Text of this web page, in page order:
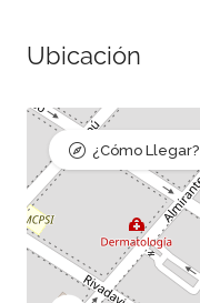
Ubicación
¿Cómo Llegar?